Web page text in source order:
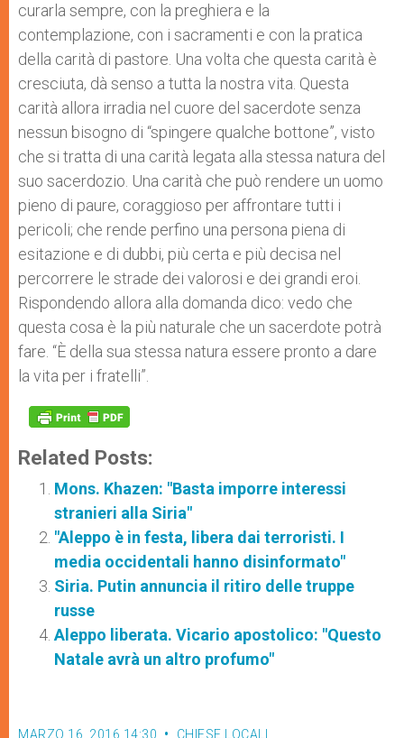
curarla sempre, con la preghiera e la
contemplazione, con i sacramenti e con la pratica
della carità di pastore. Una volta che questa carità è
cresciuta, dà senso a tutta la nostra vita. Questa
carità allora irradia nel cuore del sacerdote senza
nessun bisogno di “spingere qualche bottone”, visto
che si tratta di una carità legata alla stessa natura del
suo sacerdozio. Una carità che può rendere un uomo
pieno di paure, coraggioso per affrontare tutti i
pericoli; che rende perfino una persona piena di
esitazione e di dubbi, più certa e più decisa nel
percorrere le strade dei valorosi e dei grandi eroi.
Rispondendo allora alla domanda dico: vedo che
questa cosa è la più naturale che un sacerdote potrà
fare. “È della sua stessa natura essere pronto a dare
la vita per i fratelli”.
Related Posts:
Mons. Khazen: "Basta imporre interessi
stranieri alla Siria"
"Aleppo è in festa, libera dai terroristi. I
media occidentali hanno disinformato"
Siria. Putin annuncia il ritiro delle truppe
russe
Aleppo liberata. Vicario apostolico: "Questo
Natale avrà un altro profumo"
MARZO 16, 2016 14:30 CHIESE LOCALI